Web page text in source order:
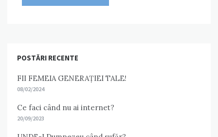
POSTĂRI RECENTE
FII FEMEIA GENERAȚIEI TALE!
08/02/2024
Ce faci când nu ai internet?
20/09/2023